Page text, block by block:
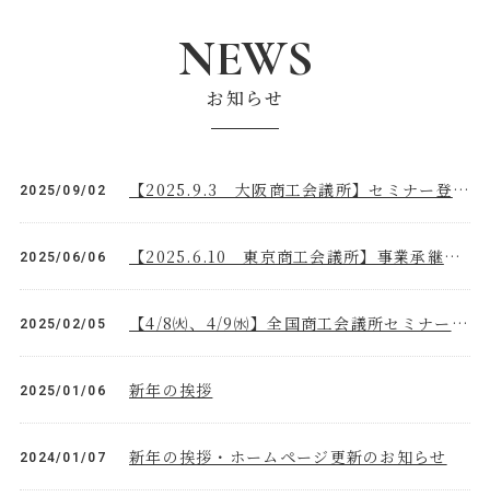
NEWS
お知らせ
2025/09/02 【2025.9.3 大阪商工会議所】セミナー登壇のお知らせ
2025/06/06 【2025.6.10 東京商工会議所】事業承継セミナー講師として登壇します！
2025/02/05 【4/8㈫、4/9㈬】全国商工会議所セミナー講師として登壇します！
2025/01/06 新年の挨拶
2024/01/07 新年の挨拶・ホームページ更新のお知らせ